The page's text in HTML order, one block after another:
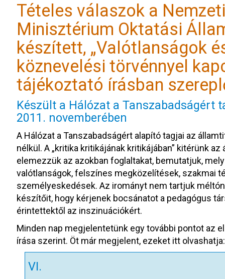
Tételes válaszok a
Minisztérium Oktatási
készített, „Valótlanságok
köznevelési törvénnyel
tájékoztató írásban
Készült a Hálózat a Tanszabadságért
2011. novemberében
A Hálózat a Tanszabadságért alapító tagjai az
nélkül. A „kritika kritikájának kritikájában” kitérünk
elemezzük az azokban foglaltakat, bemutatjuk,
valótlanságok, felszínes megközelítések, szakmai
személyeskedések. Az irományt nem tartjuk
készítőit, hogy kérjenek bocsánatot a pedagógus
érintettektől az inszinuációkért.
Minden nap megjelentetünk egy további pontot az
írása szerint. Öt már megjelent, ezeket itt
VI.